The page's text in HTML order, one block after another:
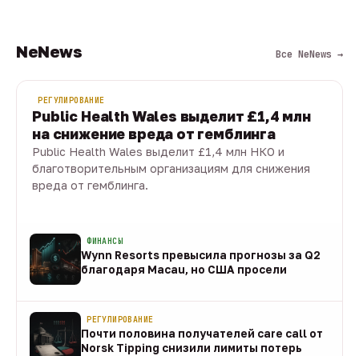
NeNews Все NeNews →
РЕГУЛИРОВАНИЕ
Public Health Wales выделит £1,4 млн
на снижение вреда от гемблинга
Public Health Wales выделит £1,4 млн НКО и
благотворительным организациям для снижения
вреда от гемблинга.
ФИНАНСЫ
Wynn Resorts превысила прогнозы за Q2
благодаря Macau, но США просели
РЕГУЛИРОВАНИЕ
Почти половина получателей care call от
Norsk Tipping снизили лимиты потерь